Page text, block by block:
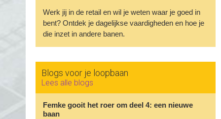
Werk jij in de retail en wil je weten waar je goed in
bent? Ontdek je dagelijkse vaardigheden en hoe je
die inzet in andere banen.
Blogs voor je loopbaan
Lees alle blogs
Femke gooit het roer om deel 4: een nieuwe
baan